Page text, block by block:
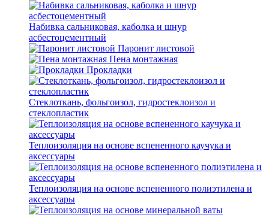
Набивка сальниковая, каболка и шнур
асбестоцементный
Паронит листовой
Пена монтажная
Прокладки
Стеклоткань, фольгоизол, гидростеклоизол и
стеклопластик
Теплоизоляция на основе вспененного каучука и
аксессуары
Теплоизоляция на основе вспененного полиэтилена и
аксессуары